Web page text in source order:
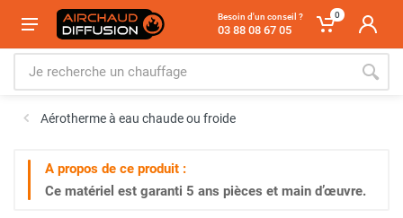
Besoin d'un conseil ?
03 88 08 67 05
0
Aérotherme à eau chaude ou froide
A propos de ce produit :
Ce matériel est garanti 5 ans pièces et main d’œuvre.